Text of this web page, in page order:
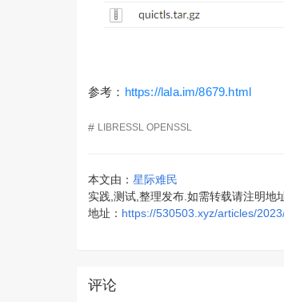
参考： https://lala.im/8679.html
# LIBRESSL OPENSSL
本文由： 星际难民
实践,测试,整理发布.如需转载请注明
地址： https://530503.xyz/articles/
评论